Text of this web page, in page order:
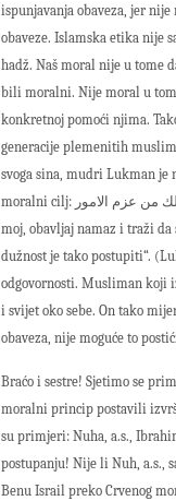
ispunjavanja obaveza, jer
obaveze. Islamska etika nije
hadž. Naš moral nije u tome
bili moralni. Nije moral u
konkretnoj pomoći njima.
generacije plemenitih
svoga sina, mudri Lukman je
moralni cilj: يا بني اقم الصلاة وامر بالمعروف وانه عن المنكر واصبر علي ما اصابك ان ذالك من عزم الامور. „O sinko
moj, obavljaj namaz i traži da
dužnost je tako postupiti“.
odgovornosti. Musliman koji
i svijet oko sebe. On tako
obaveza, nije moguće to
Braćo i sestre! Sjetimo se
moralni princip postavili
su primjeri: Nuha, a.s.,
postupanju! Nije li Nuh, a.s.,
Benu Israil preko Crvenog